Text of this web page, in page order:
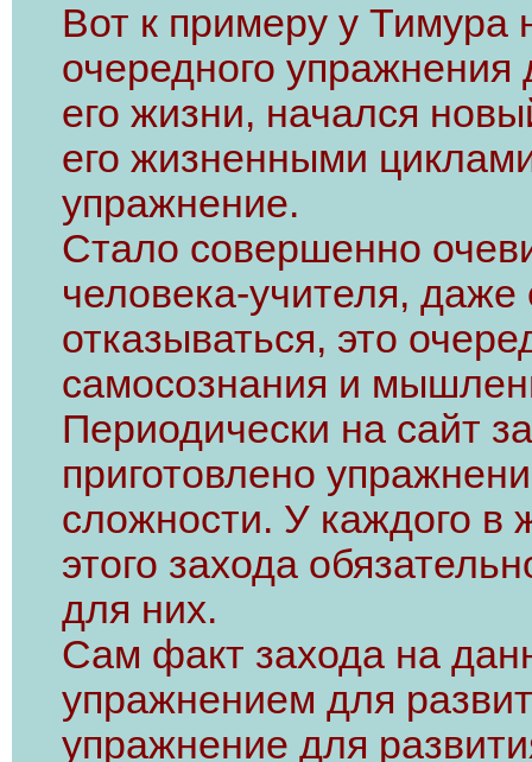
Вот к примеру у Тимура
очередного упражнения
его жизни, начался
его жизненными
упражнение.
Стало совершенно
человека-учителя, даже
отказываться, это
самосознания и
Периодически на сайт
приготовлено
сложности. У каждого в
этого захода
для них.
Сам факт захода на
упражнением для
упражнение для